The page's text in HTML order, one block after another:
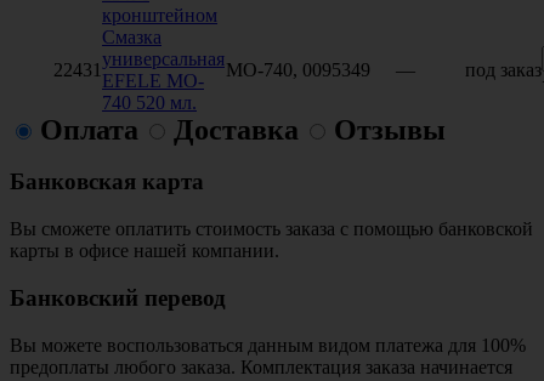
кронштейном
22431
Смазка
универсальная
EFELE MO-
740 520 мл.
МО-740, 0095349 — под заказ
Оплата Доставка Отзывы
Банковская карта
Вы сможете оплатить стоимость заказа с помощью банковской
карты в офисе нашей компании.
Банковский перевод
Вы можете воспользоваться данным видом платежа для 100%
предоплаты любого заказа. Комплектация заказа начинается